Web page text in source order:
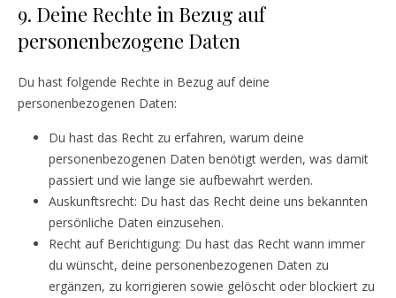
9. Deine Rechte in Bezug auf
personenbezogene Daten
Du hast folgende Rechte in Bezug auf deine
personenbezogenen Daten:
Du hast das Recht zu erfahren, warum deine
personenbezogenen Daten benötigt werden, was damit
passiert und wie lange sie aufbewahrt werden.
Auskunftsrecht: Du hast das Recht deine uns bekannten
persönliche Daten einzusehen.
Recht auf Berichtigung: Du hast das Recht wann immer
du wünscht, deine personenbezogenen Daten zu
ergänzen, zu korrigieren sowie gelöscht oder blockiert zu